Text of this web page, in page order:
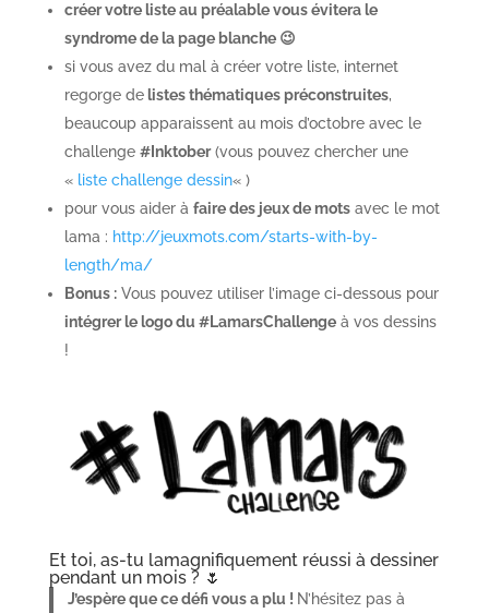
créer votre liste au préalable vous évitera le
syndrome de la page blanche 😉
si vous avez du mal à créer votre liste, internet
regorge delistes thématiques préconstruites,
beaucoup apparaissent au mois d’octobre avec le
challenge #Inktober(vous pouvez chercher une
« liste challenge dessin« )
pour vous aider à faire des jeux de motsavec le mot
lama : http://jeuxmots.com/starts-with-by-
length/ma/
Bonus :Vous pouvez utiliser l’image ci-dessous pour
intégrer le logo du #LamarsChallengeà vos dessins
!
Et toi, as-tu lamagnifiquement réussi à dessiner
pendant un mois ? 🌷
J’espère que ce défi vous a plu ! N’hésitez pas à